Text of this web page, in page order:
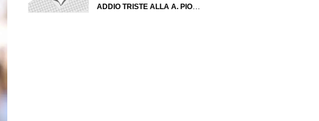
ADDIO TRISTE ALLA A. PIO